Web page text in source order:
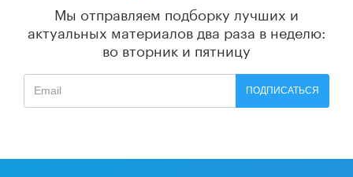
Мы отправляем подборку лучших и
актуальных материалов два раза в неделю:
во вторник и пятницу
ПОДПИСАТЬСЯ